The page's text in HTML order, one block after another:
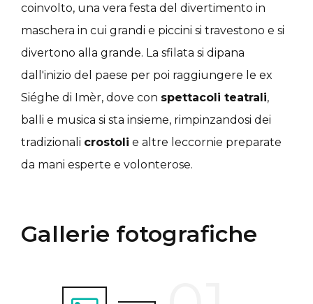
coinvolto, una vera festa del divertimento in
maschera in cui grandi e piccini si travestono e si
divertono alla grande. La sfilata si dipana
dall'inizio del paese per poi raggiungere le ex
Siéghe di Imèr, dove con spettacoli teatrali,
balli e musica si sta insieme, rimpinzandosi dei
tradizionali crostoli e altre leccornie preparate
da mani esperte e volonterose.
Gallerie fotografiche